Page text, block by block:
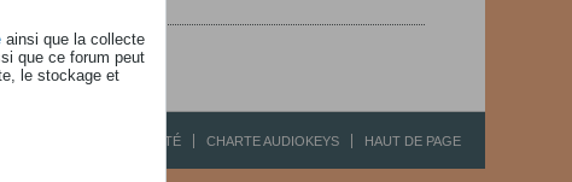
CONFIDENTIALITÉ CHARTE AUDIOKEYS HAUT DE PAGE
ainsi que la collecte
que ce forum peut
le stockage et